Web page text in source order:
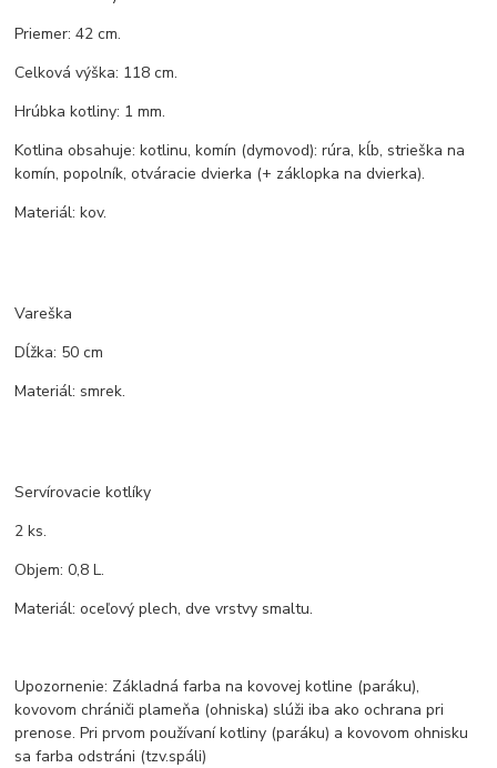
Priemer: 42 cm.
Celková výška: 118 cm.
Hrúbka kotliny: 1 mm.
Kotlina obsahuje: kotlinu, komín (dymovod): rúra, kĺb, strieška na
komín, popolník, otváracie dvierka (+ záklopka na dvierka).
Materiál: kov.
Vareška
Dĺžka: 50 cm
Materiál: smrek.
Servírovacie kotlíky
2 ks.
Objem: 0,8 L.
Materiál: oceľový plech, dve vrstvy smaltu.
Upozornenie: Základná farba na kovovej kotline (paráku),
kovovom chrániči plameňa (ohniska) slúži iba ako ochrana pri
prenose. Pri prvom používaní kotliny (paráku) a kovovom ohnisku
sa farba odstráni (tzv.spáli)